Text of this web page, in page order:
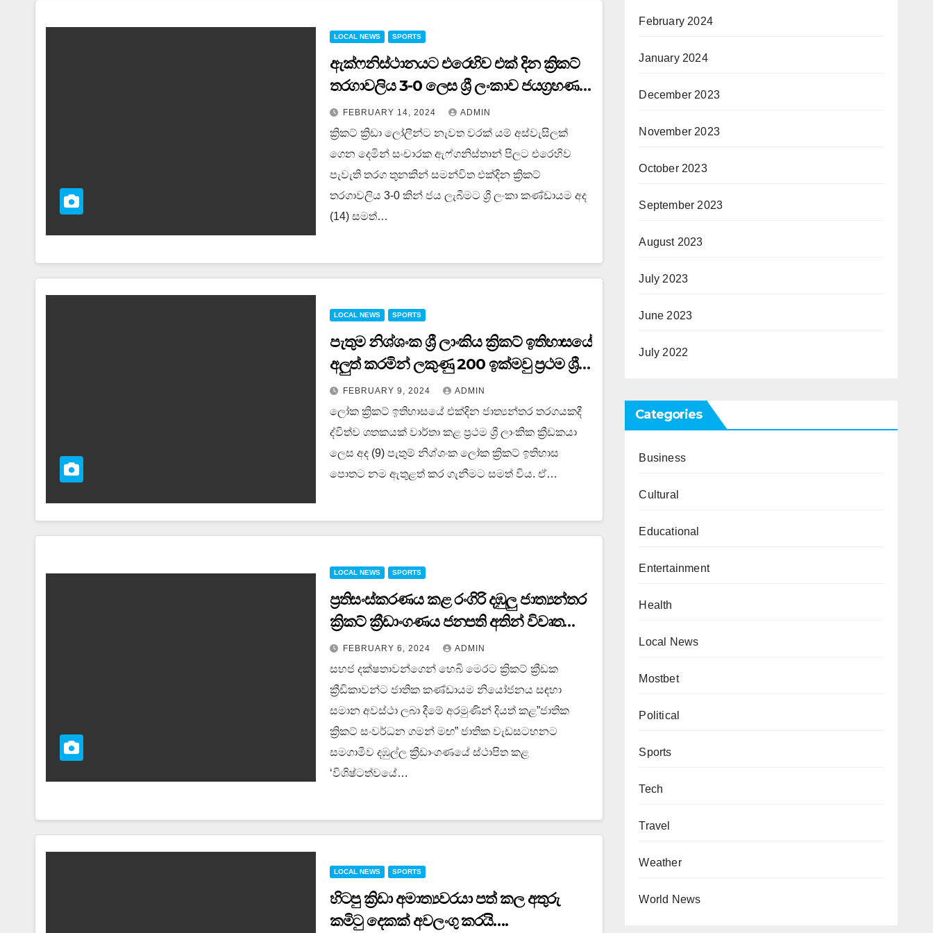
LOCAL NEWS SPORTS
ඇක්ෆනිස්ථානයට එරෙහිව එක් දින ක්‍රිකට්
තරගාවලිය 3-0 ලෙස ශ්‍රී ලංකාව ජයග්‍රහණය
කරයිFEBRUARY 14, 2024 ADMIN
ක්‍රිකට් ක්‍රිඩා ලෝලීන්ට නැවත වරක් යම් අස්වැසිලක්
ගෙන දෙමින් සංචාරක ඇෆ්ගනිස්තාන් පිලට එරෙහිව
පැවැති තරග තුනකින් සමන්විත එක්දින ක්‍රිකට්
තරගාවලිය 3-0 කින් ජය ලැබීමට ශ්‍රී ලංකා කණ්ඩායම අද
(14) සමත්…
LOCAL NEWS SPORTS
පැතුම නිශ්ශංක ශ්‍රී ලාංකිය ක්‍රිකට් ඉතිහාසයේ
අලුත් කරමින් ලකුණු 200 ඉක්මවු ප්‍රථම ශ්‍රී
ලාංකික ක්‍රීඩකයා වෙයි…
FEBRUARY 9, 2024 ADMIN
ලෝක ක්‍රිකට් ඉතිහාසයේ එක්දින ජාත්‍යන්තර තරගයකදී
ද්විත්ව ශතකයක් වාර්තා කළ ප්‍රථම ශ්‍රී ලාංකික ක්‍රීඩකයා
ලෙස අද (9) පැතුම් නිශ්ශංක ලෝක ක්‍රිකට් ඉතිහාස
පොතට නම ඇතුළත් කර ගැනීමට සමත් විය. ඒ…
LOCAL NEWS SPORTS
ප්‍රතිසංස්කරණය කළ රංගිරි දඹුලු ජාත්‍යන්තර
ක්‍රිකට් ක්‍රීඩාංගණය ජනපති අතින් විවෘත
කෙරේ….
FEBRUARY 6, 2024 ADMIN
සහජ දක්ෂතාවන්ගෙන් හෙබි මෙරට ක්‍රිකට් ක්‍රීඩක
ක්‍රීඩිකාවන්ට ජාතික කණ්ඩායම නියෝජනය සඳහා
සමාන අවස්ථා ලබා දීමේ අරමුණින් දියත් කළ”ජාතික
ක්‍රිකට් සංවර්ධන ගමන් මඟ” ජාතික වැඩසටහනට
සමගාමීව දඹුල්ල ක්‍රීඩාංගණයේ ස්ථාපිත කළ
‘විශිෂ්ටත්වයේ…
LOCAL NEWS SPORTS
හිටපු ක්‍රිඩා අමාත්‍යවරයා පත් කල අතුරු
කමිටු දෙකක් අවලංගු කරයි….
February 2024
January 2024
December 2023
November 2023
October 2023
September 2023
August 2023
July 2023
June 2023
July 2022
Categories
Business
Cultural
Educational
Entertainment
Health
Local News
Mostbet
Political
Sports
Tech
Travel
Weather
World News